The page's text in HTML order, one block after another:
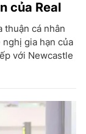
của Real
thuận cá nhân
gia hạn của
với Newcastle